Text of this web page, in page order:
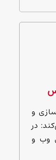
و
در
وب و